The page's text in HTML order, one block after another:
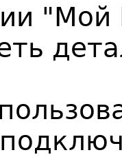
"Мой